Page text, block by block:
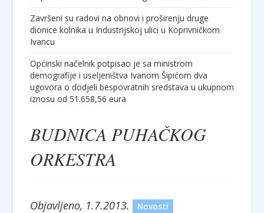
Završeni su radovi na obnovi i proširenju druge
dionice kolnika u Industrijskoj ulici u Koprivničkom
Ivancu
Općinski načelnik potpisao je sa ministrom
demografije i useljeništva Ivanom Šipićom dva
ugovora o dodjeli bespovratnih sredstava u ukupnom
iznosu od 51.658,56 eura
BUDNICA PUHAČKOG
ORKESTRA
Objavljeno, 1.7.2013. Novosti